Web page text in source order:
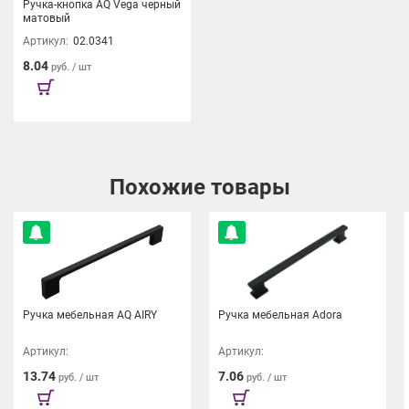
Ручка-кнопка AQ Vega черный
матовый
Артикул: 02.0341
8.04 руб. / шт
Похожие товары
Ручка мебельная AQ AIRY
Артикул:
13.74 руб. / шт
Ручка мебельная Adora
Артикул:
7.06 руб. / шт